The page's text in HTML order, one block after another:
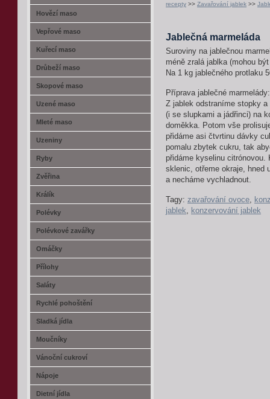
recepty >> Zavařování jablek >>
Jablečná marmeláda
Suroviny na jablečnou
méně zralá jablka (mohou
Na 1 kg jablečného protlaku
Příprava jablečné marmelády:
Z jablek odstraníme stopky
(i se slupkami a jádřinci) na
doměkka. Potom vše
přidáme asi čtvrtinu dávky
pomalu zbytek cukru, tak
přidáme kyselinu
sklenic, otřeme okraje, hned
a necháme vychladnout.
Tagy: zavařování ovoce,
jablek, konzervování jablek
Hovězí maso
Vepřové maso
Kuřecí maso
Drůbeží maso
Skopové maso
Uzené maso
Mleté maso
Uzeniny
Ryby
Zvěřina
Králík
Polévky
Polévkové zavářky
Omáčky
Přílohy
Saláty
Rychlé pohoštění
Sladká jídla
Moučníky
Vánoční cukroví
Nápoje
Dietní jídla